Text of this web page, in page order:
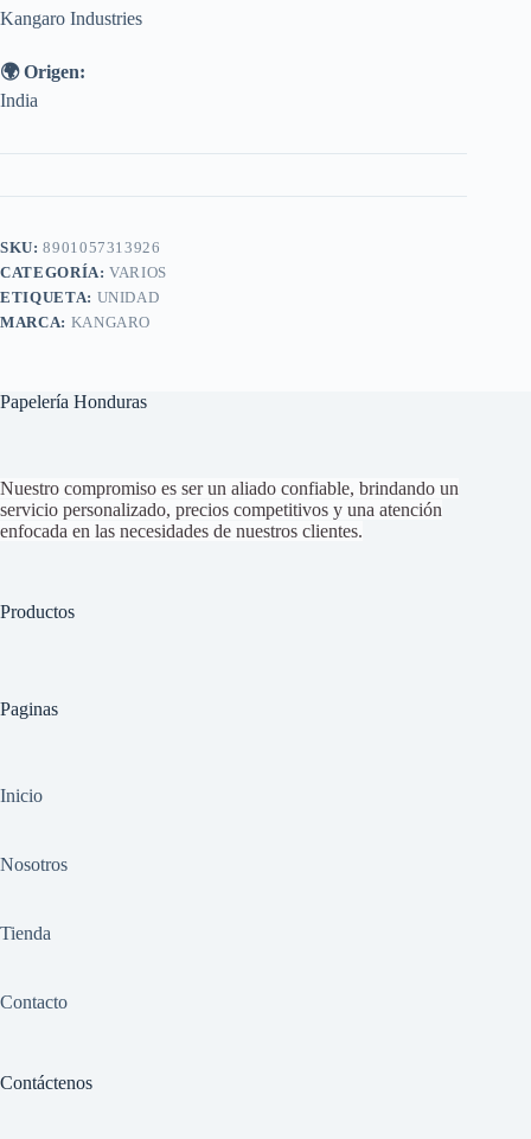
Kangaro Industries
🌍 Origen:
India
SKU:8901057313926
CATEGORÍA:VARIOS
ETIQUETA: UNIDAD
MARCA: KANGARO
Papelería Honduras
Nuestro compromiso es ser un aliado confiable, brindando un
servicio personalizado, precios competitivos y una atención
enfocada en las necesidades de nuestros clientes.
Productos
Paginas
Inicio
Nosotros
Tienda
Contacto
Contáctenos